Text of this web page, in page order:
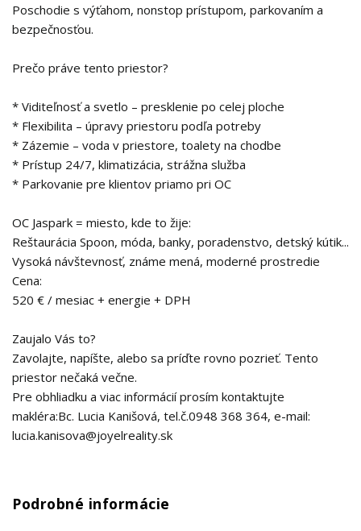
Poschodie s výťahom, nonstop prístupom, parkovaním a
bezpečnosťou.
Prečo práve tento priestor?
* Viditeľnosť a svetlo – presklenie po celej ploche
* Flexibilita – úpravy priestoru podľa potreby
* Zázemie – voda v priestore, toalety na chodbe
* Prístup 24/7, klimatizácia, strážna služba
* Parkovanie pre klientov priamo pri OC
OC Jaspark = miesto, kde to žije:
Reštaurácia Spoon, móda, banky, poradenstvo, detský kútik...
Vysoká návštevnosť, známe mená, moderné prostredie
Cena:
520 € / mesiac + energie + DPH
Zaujalo Vás to?
Zavolajte, napíšte, alebo sa príďte rovno pozrieť. Tento
priestor nečaká večne.
Pre obhliadku a viac informácií prosím kontaktujte
makléra:Bc. Lucia Kanišová, tel.č.0948 368 364, e-mail:
lucia.kanisova@joyelreality.sk
Podrobné informácie